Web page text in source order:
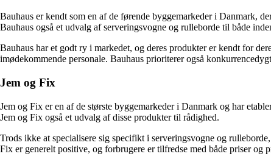
Bauhaus er kendt som en af de førende byggemarkeder i Danmark,
Bauhaus også et udvalg af serveringsvogne og rulleborde til både
Bauhaus har et godt ry i markedet, og deres produkter er kendt for
imødekommende personale. Bauhaus prioriterer også
Jem og Fix
Jem og Fix er en af de største byggemarkeder i Danmark og har
Jem og Fix også et udvalg af disse produkter til rådighed.
Trods ikke at specialisere sig specifikt i serveringsvogne og
Fix er generelt positive, og forbrugere er tilfredse med både priser og